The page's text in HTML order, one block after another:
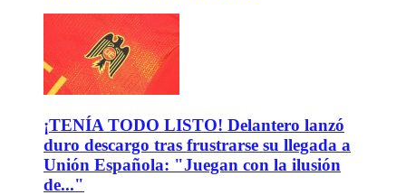
¡TENÍA TODO LISTO! Delantero lanzó
duro descargo tras frustrarse su llegada a
Unión Española: "Juegan con la ilusión
de..."